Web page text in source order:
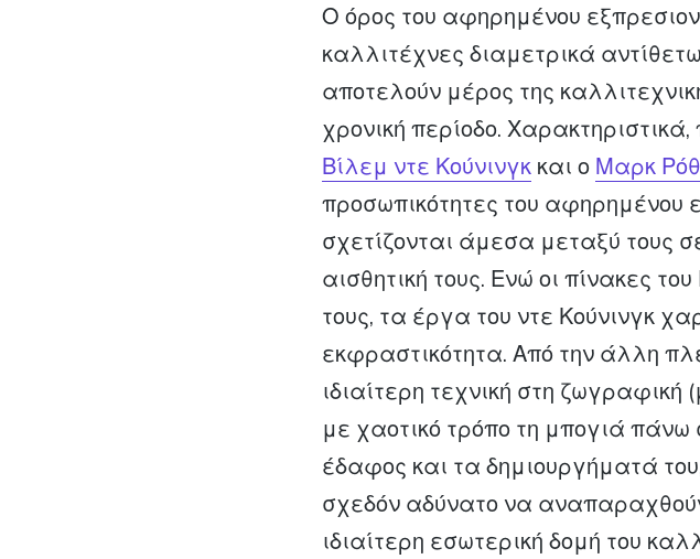
Ο όρος του αφηρημένου
καλλιτέχνες διαμετρικά
αποτελούν μέρος της
χρονική περίοδο.
Βίλεμ ντε Κούνινγκ και ο Μαρκ
προσωπικότητες του αφηρημένου
σχετίζονται άμεσα μεταξύ τους
αισθητική τους. Ενώ οι πίνακες
τους, τα έργα του ντε Κούνινγκ
εκφραστικότητα. Από την άλλη
ιδιαίτερη τεχνική στη ζωγραφική
με χαοτικό τρόπο τη μπογιά πάνω
έδαφος και τα δημιουργήματά
σχεδόν αδύνατο να
ιδιαίτερη εσωτερική δομή του